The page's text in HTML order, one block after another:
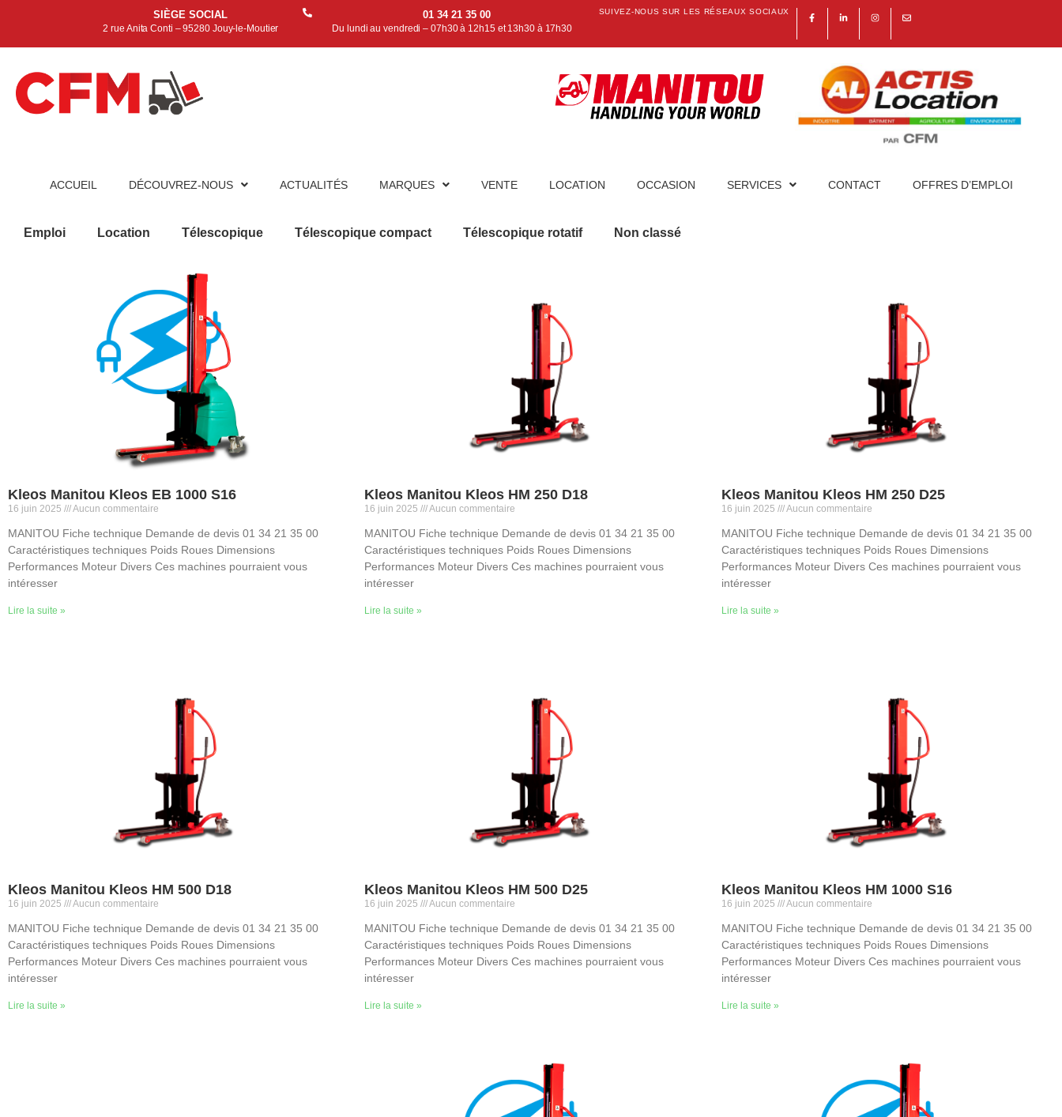
SIÈGE SOCIAL
2 rue Anita Conti – 95280 Jouy-le-Moutier
01 34 21 35 00
Du lundi au vendredi – 07h30 à 12h15 et 13h30 à 17h30
SUIVEZ-NOUS SUR LES RÉSEAUX SOCIAUX
ACCUEIL DÉCOUVREZ-NOUS ACTUALITÉS MARQUES VENTE LOCATION OCCASION SERVICES CONTACT OFFRES D’EMPLOI
Emploi Location Télescopique Télescopique compact Télescopique rotatif Non classé
Kleos Manitou Kleos EB 1000 S16
16 juin 2025 Aucun commentaire
MANITOU Fiche technique Demande de devis 01 34 21 35 00
Caractéristiques techniques Poids Roues Dimensions
Performances Moteur Divers Ces machines pourraient vous
intéresser
Lire la suite »
Kleos Manitou Kleos HM 250 D18
16 juin 2025 Aucun commentaire
MANITOU Fiche technique Demande de devis 01 34 21 35 00
Caractéristiques techniques Poids Roues Dimensions
Performances Moteur Divers Ces machines pourraient vous
intéresser
Lire la suite »
Kleos Manitou Kleos HM 250 D25
16 juin 2025 Aucun commentaire
MANITOU Fiche technique Demande de devis 01 34 21 35 00
Caractéristiques techniques Poids Roues Dimensions
Performances Moteur Divers Ces machines pourraient vous
intéresser
Lire la suite »
Kleos Manitou Kleos HM 500 D18
16 juin 2025 Aucun commentaire
MANITOU Fiche technique Demande de devis 01 34 21 35 00
Caractéristiques techniques Poids Roues Dimensions
Performances Moteur Divers Ces machines pourraient vous
intéresser
Lire la suite »
Kleos Manitou Kleos HM 500 D25
16 juin 2025 Aucun commentaire
MANITOU Fiche technique Demande de devis 01 34 21 35 00
Caractéristiques techniques Poids Roues Dimensions
Performances Moteur Divers Ces machines pourraient vous
intéresser
Lire la suite »
Kleos Manitou Kleos HM 1000 S16
16 juin 2025 Aucun commentaire
MANITOU Fiche technique Demande de devis 01 34 21 35 00
Caractéristiques techniques Poids Roues Dimensions
Performances Moteur Divers Ces machines pourraient vous
intéresser
Lire la suite »